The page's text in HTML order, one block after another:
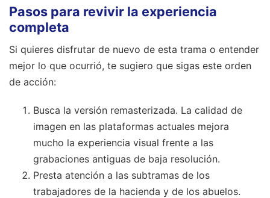
Pasos para revivir la experiencia
completa
Si quieres disfrutar de nuevo de esta trama o entender
mejor lo que ocurrió, te sugiero que sigas este orden
de acción:
Busca la versión remasterizada. La calidad de
imagen en las plataformas actuales mejora
mucho la experiencia visual frente a las
grabaciones antiguas de baja resolución.
Presta atención a las subtramas de los
trabajadores de la hacienda y de los abuelos.